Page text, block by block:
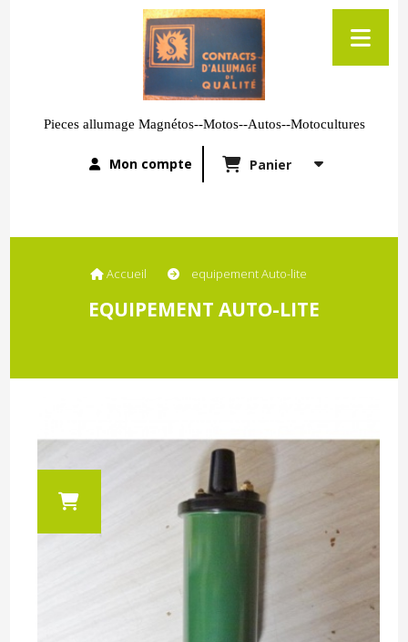
Pieces allumage Magnétos--Motos--Autos--Motocultures
Mon compte Panier
Accueil equipement Auto-lite
EQUIPEMENT AUTO-LITE